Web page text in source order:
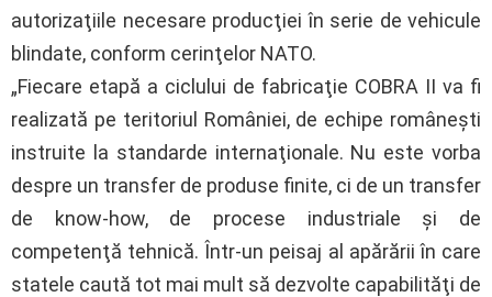
autorizaţiile necesare producţiei în serie de vehicule
blindate, conform cerinţelor NATO.
„Fiecare etapă a ciclului de fabricaţie COBRA II va fi
realizată pe teritoriul României, de echipe româneşti
instruite la standarde internaţionale. Nu este vorba
despre un transfer de produse finite, ci de un transfer
de know-how, de procese industriale şi de
competenţă tehnică. Într-un peisaj al apărării în care
statele caută tot mai mult să dezvolte capabilităţi de